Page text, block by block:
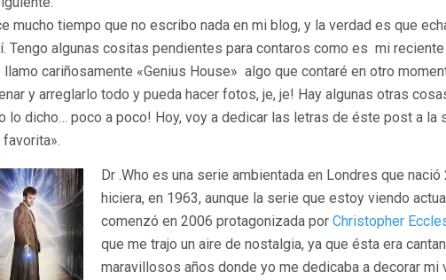
mucho tiempo que no escribo nada en mi blog, y la verdad es que
Tengo algunas cositas pendientes para contaros como es mi
llamo cariñosamente «Genius House» algo que contaré en otro
y arreglarlo todo y pueda hacer fotos, je, je! Hay algunas otras
lo dicho… poco a poco! Hoy, voy a dedicar las letras de éste post a la
favorita».
Dr .Who es una serie ambientada en Londres que
hiciera, en 1963, aunque la serie que estoy viendo
comenzó en 2006 protagonizada por Christopher
que me trajo un aire de nostalgia, ya que ésta era
maravillosos años donde yo me dedicaba a decorar